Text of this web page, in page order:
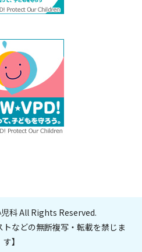
科 All Rights Reserved.
トなどの無断複写・転載を禁じま
す】